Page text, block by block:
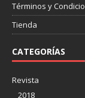
Términos y
Tienda
CATEGORÍAS
Revista
2018